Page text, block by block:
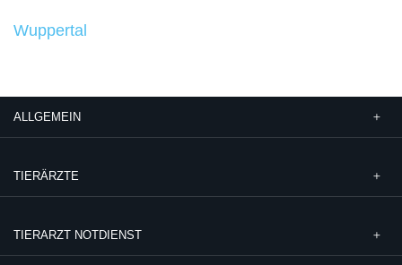
Wuppertal
ALLGEMEIN
TIERÄRZTE
TIERARZT NOTDIENST